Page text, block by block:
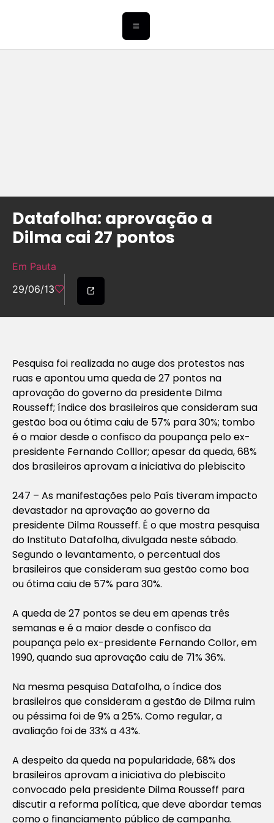
Datafolha: aprovação a
Dilma cai 27 pontos
Em Pauta
29/06/13
Pesquisa foi realizada no auge dos protestos nas
ruas e apontou uma queda de 27 pontos na
aprovação do governo da presidente Dilma
Rousseff; índice dos brasileiros que consideram sua
gestão boa ou ótima caiu de 57% para 30%; tombo
é o maior desde o confisco da poupança pelo ex-
presidente Fernando Colllor; apesar da queda, 68%
dos brasileiros aprovam a iniciativa do plebiscito
247 – As manifestações pelo País tiveram impacto
devastador na aprovação ao governo da
presidente Dilma Rousseff. É o que mostra pesquisa
do Instituto Datafolha, divulgada neste sábado.
Segundo o levantamento, o percentual dos
brasileiros que consideram sua gestão como boa
ou ótima caiu de 57% para 30%.
A queda de 27 pontos se deu em apenas três
semanas e é a maior desde o confisco da
poupança pelo ex-presidente Fernando Collor, em
1990, quando sua aprovação caiu de 71% 36%.
Na mesma pesquisa Datafolha, o índice dos
brasileiros que consideram a gestão de Dilma ruim
ou péssima foi de 9% a 25%. Como regular, a
avaliação foi de 33% a 43%.
A despeito da queda na popularidade, 68% dos
brasileiros aprovam a iniciativa do plebiscito
convocado pela presidente Dilma Rousseff para
discutir a reforma política, que deve abordar temas
como o financiamento público de campanha.